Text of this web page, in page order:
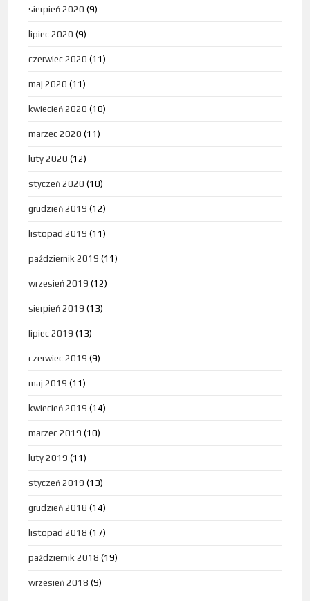
sierpień 2020 (9)
lipiec 2020 (9)
czerwiec 2020 (11)
maj 2020 (11)
kwiecień 2020 (10)
marzec 2020 (11)
luty 2020 (12)
styczeń 2020 (10)
grudzień 2019 (12)
listopad 2019 (11)
październik 2019 (11)
wrzesień 2019 (12)
sierpień 2019 (13)
lipiec 2019 (13)
czerwiec 2019 (9)
maj 2019 (11)
kwiecień 2019 (14)
marzec 2019 (10)
luty 2019 (11)
styczeń 2019 (13)
grudzień 2018 (14)
listopad 2018 (17)
październik 2018 (19)
wrzesień 2018 (9)